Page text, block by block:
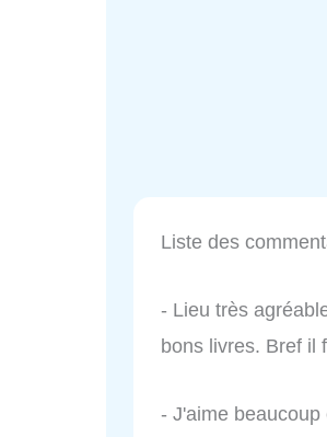
Liste des
- Lieu très
bons livres. Bref il
- J'aime